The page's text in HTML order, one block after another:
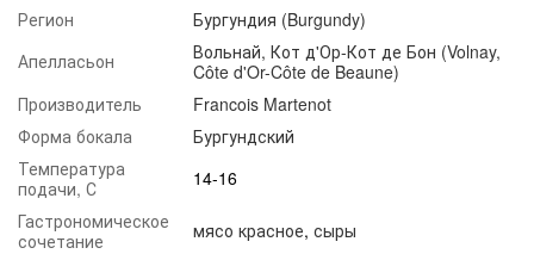
Регион
Бургундия (Burgundy)
Апелласьон
Вольнай, Кот д'Ор-Кот де Бон (Volnay,
Côte d'Or-Côte de Beaune)
Производитель
Francois Martenot
Форма бокала
Бургундский
Температура
подачи, С
14-16
Гастрономическое
сочетание
мясо красное, сыры